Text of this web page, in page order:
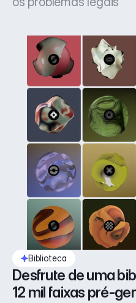
Biblioteca
Desfrute de uma
12 mil faixas pré-